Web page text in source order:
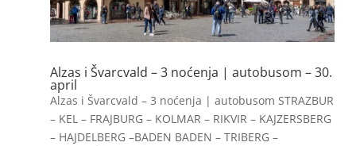
Alzas i Švarcvald – 3 noćenja | autobusom – 30.
april
Alzas i Švarcvald – 3 noćenja | autobusom STRAZBUR
– KEL – FRAJBURG – KOLMAR – RIKVIR – KAJZERSBERG
– HAJDELBERG –BADEN BADEN – TRIBERG –